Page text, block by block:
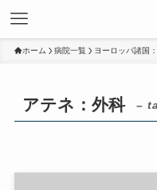
ホーム 病院一覧 ヨーロッパ諸国
アテネ：外科 –